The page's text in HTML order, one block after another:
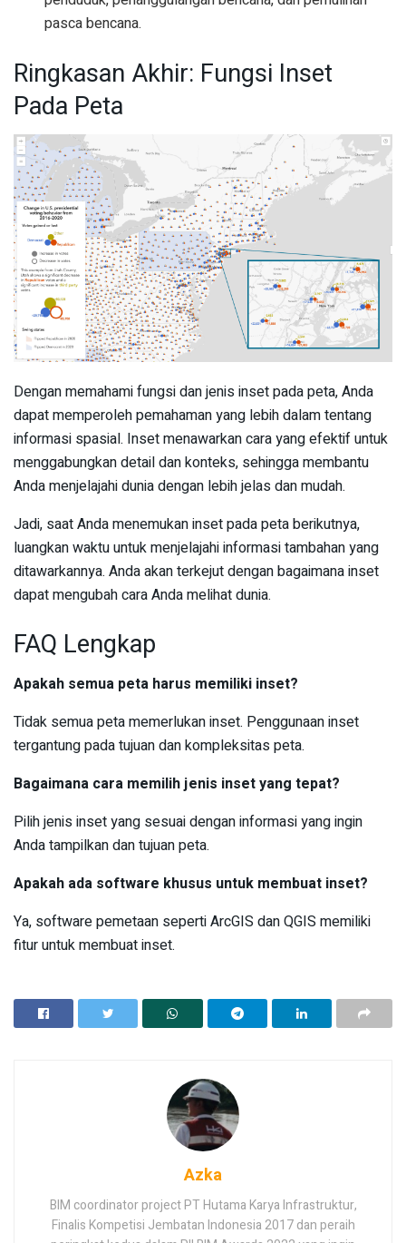
pasca bencana.
Ringkasan Akhir: Fungsi Inset
Pada Peta
Dengan memahami fungsi dan jenis inset pada peta, Anda
dapat memperoleh pemahaman yang lebih dalam tentang
informasi spasial. Inset menawarkan cara yang efektif untuk
menggabungkan detail dan konteks, sehingga membantu
Anda menjelajahi dunia dengan lebih jelas dan mudah.
Jadi, saat Anda menemukan inset pada peta berikutnya,
luangkan waktu untuk menjelajahi informasi tambahan yang
ditawarkannya. Anda akan terkejut dengan bagaimana inset
dapat mengubah cara Anda melihat dunia.
FAQ Lengkap
Apakah semua peta harus memiliki inset?
Tidak semua peta memerlukan inset. Penggunaan inset
tergantung pada tujuan dan kompleksitas peta.
Bagaimana cara memilih jenis inset yang tepat?
Pilih jenis inset yang sesuai dengan informasi yang ingin
Anda tampilkan dan tujuan peta.
Apakah ada software khusus untuk membuat inset?
Ya, software pemetaan seperti ArcGIS dan QGIS memiliki
fitur untuk membuat inset.
Azka
BIM coordinator project PT Hutama Karya Infrastruktur,
Finalis Kompetisi Jembatan Indonesia 2017 dan peraih